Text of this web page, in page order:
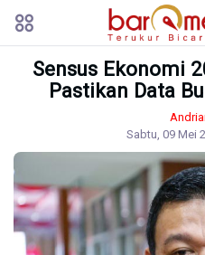
Sensus Ekonomi
Pastikan Data
Sabtu, 09 Mei